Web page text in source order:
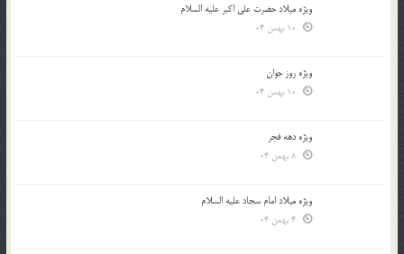
ویژه میلاد حضرت علی اکبر علیه السلام
ویژه روز جوان
ویژه دهه فجر
ویژه میلاد امام سجاد علیه السلام